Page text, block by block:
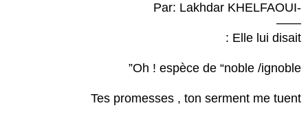
-Par: Lakhdar KHELFAOUI
——
Elle lui disait :
Oh ! espèce de “noble /ignoble”
Tes promesses , ton serment me tuent